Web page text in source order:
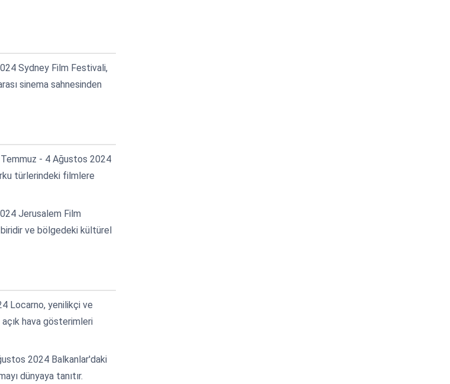
Sydney Film Festivali,
sinema sahnesinden
- 4 Ağustos 2024
türlerindeki filmlere
Jerusalem Film
ve bölgedeki kültürel
Locarno, yenilikçi ve
hava gösterimleri
2024 Balkanlar'daki
dünyaya tanıtır.